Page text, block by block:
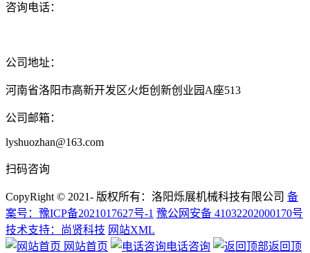
咨询电话：
公司地址：
河南省洛阳市高新开发区火炬创新创业园A座513
公司邮箱：
lyshuozhan@163.com
扫码咨询
CopyRight © 2021- 版权所有：洛阳烁展机械科技有限公司 备
案号：豫ICP备2021017627号-1 豫公网安备 41032202000170号
技术支持：尚贤科技 网站XML
网站首页
电话咨询
返回顶